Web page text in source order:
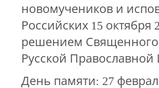
новомучеников и
Российских 15 октября
решением
Русской Православной
День памяти: 27